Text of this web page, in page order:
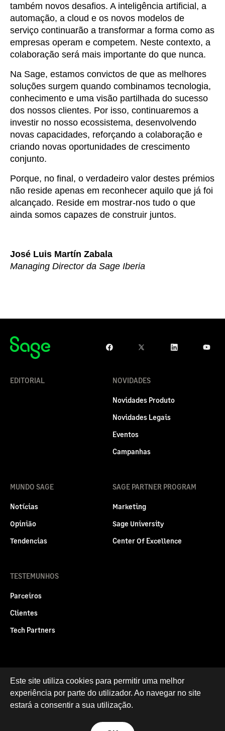
também novos desafios. A inteligência artificial, a
automação, a cloud e os novos modelos de
serviço continuarão a transformar a forma como as
empresas operam e competem. Neste contexto, a
colaboração será mais importante do que nunca.
Na Sage, estamos convictos de que as melhores
soluções surgem quando combinamos tecnologia,
conhecimento e uma visão partilhada do sucesso
dos nossos clientes. Por isso, continuaremos a
investir no nosso ecossistema, desenvolvendo
novas capacidades, reforçando a colaboração e
criando novas oportunidades de crescimento
conjunto.
Porque, no final, o verdadeiro valor destes prémios
não reside apenas em reconhecer aquilo que já foi
alcançado. Reside em mostrar-nos tudo o que
ainda somos capazes de construir juntos.
José Luis Martín Zabala
Managing Director da Sage Iberia
EDITORIAL NOVIDADES
Novidades Produto
Novidades Legais
Eventos
Campanhas
MUNDO SAGE
Notícias
Opinião
Tendencias
SAGE PARTNER PROGRAM
Marketing
Sage University
Center Of Excellence
TESTEMUNHOS
Parceiros
Clientes
Tech Partners
Politica legal Privacidade e Cookies
RGPD
Este site utiliza cookies para permitir uma melhor
experiência por parte do utilizador. Ao navegar no site
estará a consentir a sua utilização.